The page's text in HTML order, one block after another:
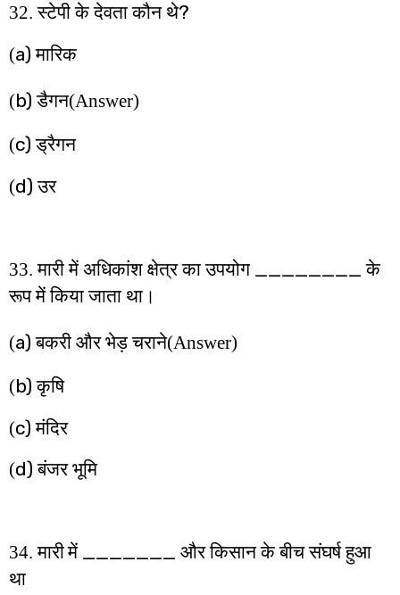
32. स्टेपी के देवता कौन थे?
(a)मारिक
(b)डैगन(Answer)
(c)ड्रैगन
(d)उर
33. मारी में अधिकांश क्षेत्र का उपयोग ________के
रूप में किया जाता था।
(a)बकरी और भेड़ चराने(Answer)
(b)कृषि
(c)मंदिर
(d)बंजर भूमि
34.मारीमें _______ और किसान के बीच संघर्ष हुआ
था